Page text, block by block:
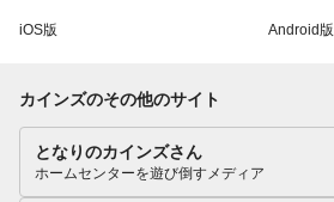
iOS版 Android版
カインズのその他のサイト
となりのカインズさん
ホームセンターを遊び倒すメディア